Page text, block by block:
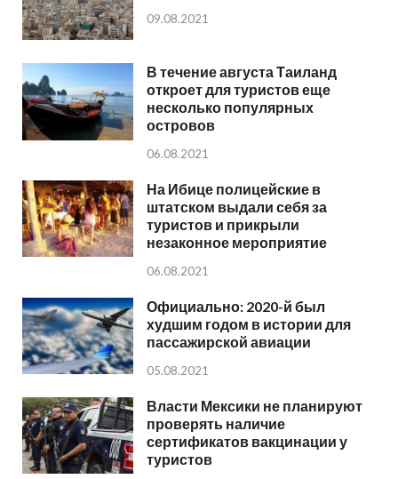
09.08.2021
В течение августа Таиланд
откроет для туристов еще
несколько популярных
островов
06.08.2021
На Ибице полицейские в
штатском выдали себя за
туристов и прикрыли
незаконное мероприятие
06.08.2021
Официально: 2020-й был
худшим годом в истории для
пассажирской авиации
05.08.2021
Власти Мексики не планируют
проверять наличие
сертификатов вакцинации у
туристов